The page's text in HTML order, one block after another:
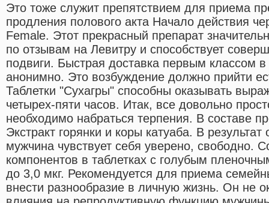
Это тоже служит препятствием для приема
продления полового акта Начало действия
Female. Этот прекрасный препарат
по отзывам на Левитру и способствует
подвиги. Быстрая доставка первым классом
анонимно. Это возбуждение должно прийти
Таблетки "Сухагры" способны оказывать
четырех-пяти часов. Итак, все довольно
необходимо набраться терпения. В составе
Экстракт горянки и коры катуаба. В
мужчина чувствует себя уверено, свободно.
компонентов в таблетках с голубым
до 3,0 мкг. Рекомендуется для приема
внести разнообразие в личную жизнь. Он не